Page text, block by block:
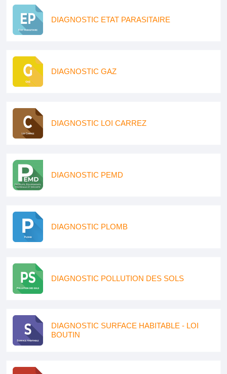
DIAGNOSTIC ETAT PARASITAIRE
DIAGNOSTIC GAZ
DIAGNOSTIC LOI CARREZ
DIAGNOSTIC PEMD
DIAGNOSTIC PLOMB
DIAGNOSTIC POLLUTION DES SOLS
DIAGNOSTIC SURFACE HABITABLE - LOI
BOUTIN